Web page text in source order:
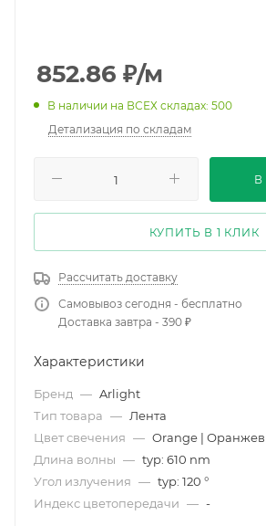
852.86 ₽/м
В наличии на ВСЕХ складах: 500
Детализация по складам
В
КУПИТЬ В 1 КЛИК
Рассчитать доставку
Самовывоз сегодня - бесплатно
Доставка завтра - 390 ₽
Характеристики
Бренд — Arlight
Тип товара — Лента
Цвет свечения — Orange |
Длина волны — typ: 610 nm
Угол излучения — typ: 120 °
Индекс цветопередачи — -